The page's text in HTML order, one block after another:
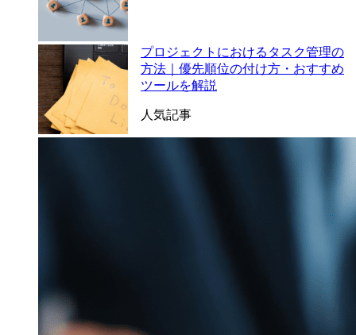
プロジェクトにおけるタスク管理の
方法｜優先順位の付け方・おすすめ
ツールを解説
人気記事